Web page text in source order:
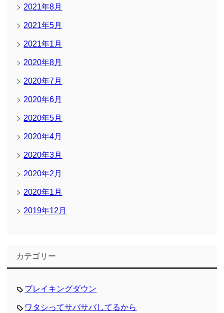
2021年8月
2021年5月
2021年1月
2020年8月
2020年7月
2020年6月
2020年5月
2020年4月
2020年3月
2020年2月
2020年1月
2019年12月
カテゴリー
ブレイキングダウン
ワタシってサバサバしてるから